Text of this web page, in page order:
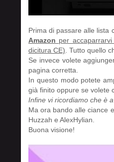
Prima di passare alle lista
Amazon per
dicitura CE) . Tutto quello
Se invece volete
pagina corretta.
In questo modo potete
già finito oppure se volete
Infine vi ricordiamo che è
Ma ora bando alle ciance
Huzzah e AlexHylian.
Buona visione!